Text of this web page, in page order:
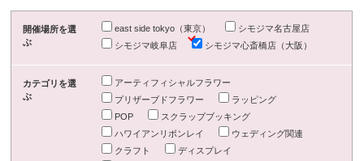
開催場所を選
ぶ
east side tokyo（東京）
シモジマ名古屋店
シモジマ岐阜店
シモジマ心斎橋店（大阪）
カテゴリを選
ぶ
アーティフィシャルフラワー
プリザーブドフラワー
ラッピング
POP
スクラップブッキング
ハワイアンリボンレイ
ウェディング関連
クラフト
ディスプレイ